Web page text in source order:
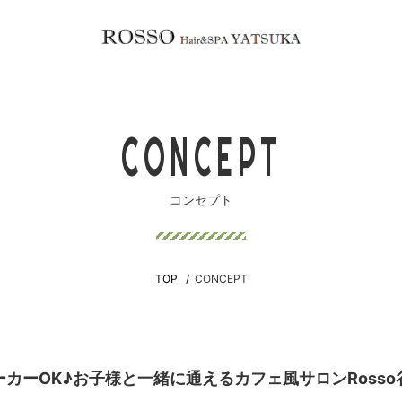
CONCEPT
コンセプト
TOP CONCEPT
カーOK♪お子様と一緒に通えるカフェ風サロン